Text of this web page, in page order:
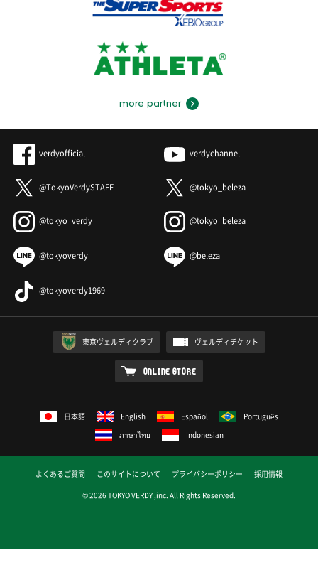
more partner
verdyofficial verdychannel
@TokyoVerdySTAFF @tokyo_beleza
@tokyo_verdy @tokyo_beleza
@tokyoverdy @beleza
@tokyoverdy1969
東京ヴェルディクラブ ヴェルディチケット
ONLINE STORE
日本語 English Español
Português
ภาษาไทย
Indonesian
よくあるご質問 このサイトについて プライバシーポリシー
採用情報
© 2026 TOKYO VERDY ,inc. All Rights Reserved.